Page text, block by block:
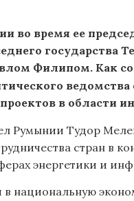
время ее
государства
Филипом. Как
ведомства
в области
Румынии Тудор
стран в
энергетики и